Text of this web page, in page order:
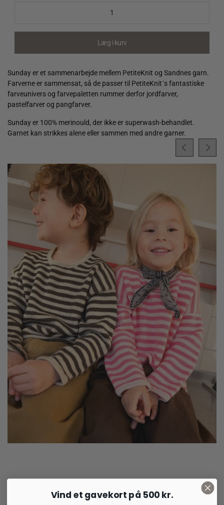
Læg i kurv
Sunday er et sammenarbejde mellem PetiteKnit og Sandnes garn.
Farverne er sammensat, så de passer til PetiteKnit´s fantastiske
farveunivers og farvepaletten rummer derfor jordfarver,
pastelfarver og pangfarver.
Sunday er 100% merinould, der ikke er superwash-behandlet.
Garnet kan strikkes alene eller sammen med andre garner.
Vind et gavekort på 500 kr.